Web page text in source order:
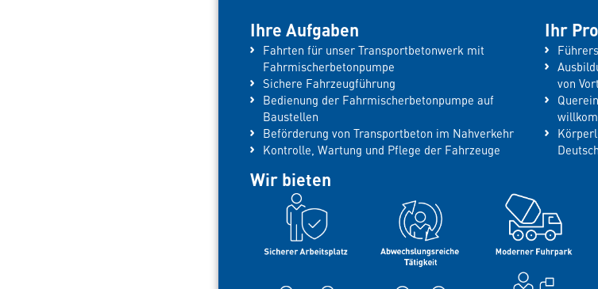
Ihre Aufgaben
Fahrten für unser Transportbetonwerk mit
Fahrmischerbetonpumpe
Sichere Fahrzeugführung
Bedienung der Fahrmischerbetonpumpe auf
Baustellen
Beförderung von Transportbeton im Nahverkehr
Kontrolle, Wartung und Pflege der Fahrzeuge
Ihr
von
Wir bieten